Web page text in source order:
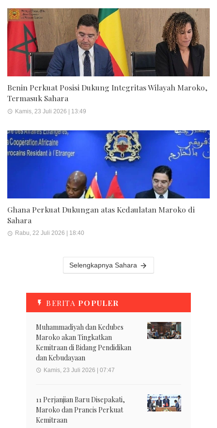
Benin Perkuat Posisi Dukung Integritas Wilayah Maroko,
Termasuk Sahara
Kamis, 23 Juli 2026 | 13:49
Ghana Perkuat Dukungan atas Kedaulatan Maroko di
Sahara
Rabu, 22 Juli 2026 | 18:40
Selengkapnya Sahara
BERITA POPULER
Muhammadiyah dan Kedubes
Maroko akan Tingkatkan
Kemitraan di Bidang Pendidikan
dan Kebudayaan
Kamis, 23 Juli 2026 | 07:47
11 Perjanjian Baru Disepakati,
Maroko dan Prancis Perkuat
Kemitraan